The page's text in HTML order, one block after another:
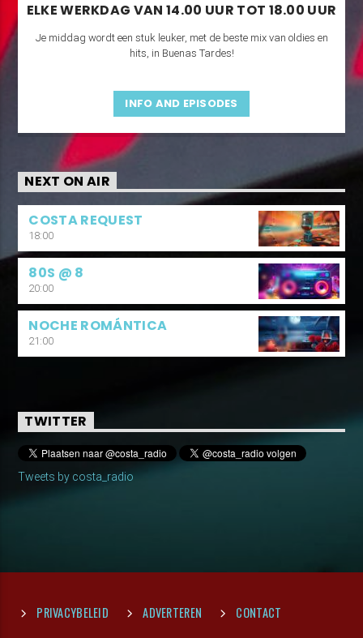
ELKE WERKDAG VAN 14.00 UUR TOT 18.00 UUR
Je middag wordt een stuk leuker, met de beste mix van oldies en
hits, in Buenas Tardes!
INFO AND EPISODES
NEXT ON AIR
COSTA REQUEST
18:00
80S @ 8
20:00
NOCHE ROMÁNTICA
21:00
TWITTER
Tweets by costa_radio
PRIVACYBELEID ADVERTEREN CONTACT